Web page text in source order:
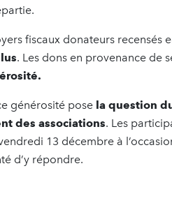
fiscaux donateurs recensés
. Les dons en provenance de
générosité pose la question
des associations. Les
13 décembre à
d’y répondre.